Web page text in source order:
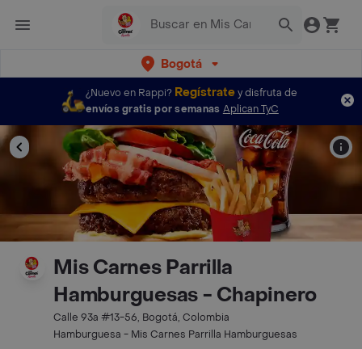
Bogotá
¿Nuevo en Rappi? Regístratey disfruta de
envíos gratis por semanas Aplican TyC
Mis Carnes Parrilla
Hamburguesas - Chapinero
Calle 93a #13-56, Bogotá, Colombia
Hamburguesa - Mis Carnes Parrilla Hamburguesas